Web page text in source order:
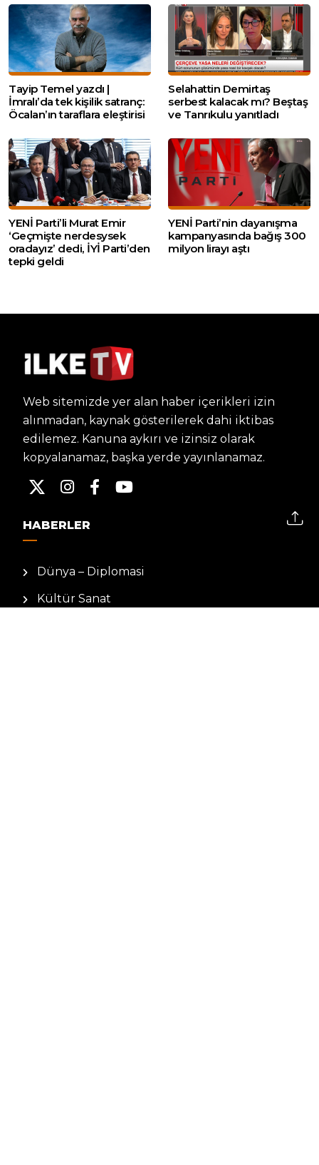
Tayip Temel yazdı |
İmralı’da tek kişilik satranç:
Öcalan’ın taraflara eleştirisi
Selahattin Demirtaş
serbest kalacak mı? Beştaş
ve Tanrıkulu yanıtladı
YENİ Parti’li Murat Emir
‘Geçmişte nerdesysek
oradayız’ dedi, İYİ Parti’den
tepki geldi
YENİ Parti’nin dayanışma
kampanyasında bağış 300
milyon lirayı aştı
Web sitemizde yer alan haber içerikleri izin
alınmadan, kaynak gösterilerek dahi iktibas
edilemez. Kanuna aykırı ve izinsiz olarak
kopyalanamaz, başka yerde yayınlanamaz.
HABERLER
Dünya – Diplomasi
Kültür Sanat